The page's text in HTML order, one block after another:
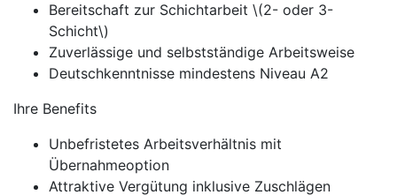
Bereitschaft zur Schichtarbeit \(2- oder 3-
Schicht\)
Zuverlässige und selbstständige Arbeitsweise
Deutschkenntnisse mindestens Niveau A2
Ihre Benefits
Unbefristetes Arbeitsverhältnis mit
Übernahmeoption
Attraktive Vergütung inklusive Zuschlägen